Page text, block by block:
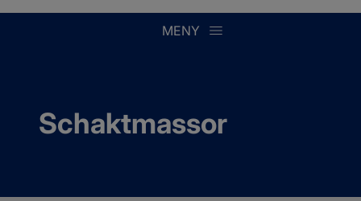
MENY
Schaktmassor